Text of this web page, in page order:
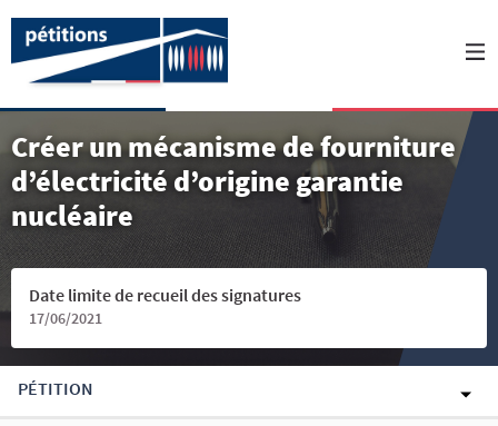
Créer un mécanisme de fourniture
d’électricité d’origine garantie
nucléaire
Date limite de recueil des signatures
17/06/2021
PÉTITION